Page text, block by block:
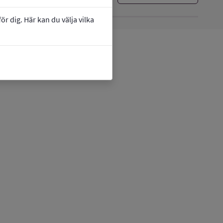
dig. Här kan du välja vilka